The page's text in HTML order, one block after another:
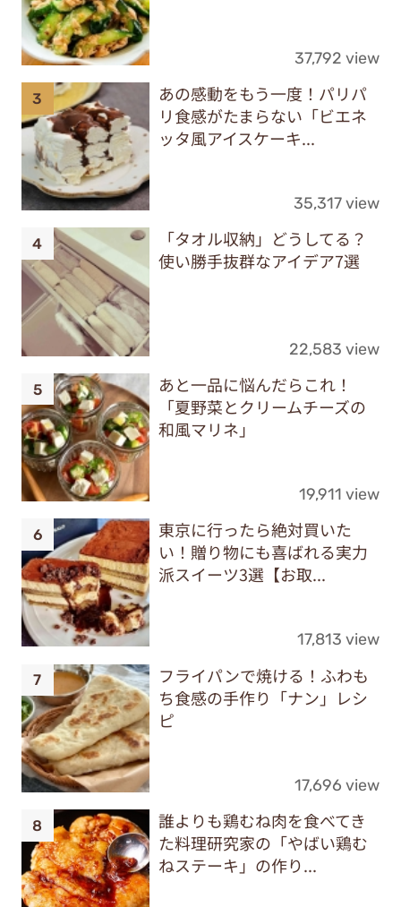
37,792 view
あの感動をもう一度！パリパ
リ食感がたまらない「ビエネ
ッタ風アイスケーキ...
35,317 view
「タオル収納」どうしてる？
使い勝手抜群なアイデア7選
22,583 view
あと一品に悩んだらこれ！
「夏野菜とクリームチーズの
和風マリネ」
19,911 view
東京に行ったら絶対買いた
い！贈り物にも喜ばれる実力
派スイーツ3選【お取...
17,813 view
フライパンで焼ける！ふわも
ち食感の手作り「ナン」レシ
ピ
17,696 view
誰よりも鶏むね肉を食べてき
た料理研究家の「やばい鶏む
ねステーキ」の作り...